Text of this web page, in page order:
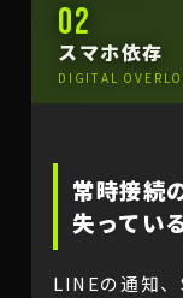
02
スマホ依存
DIGITAL
常時接続
失ってい
LINEの通知